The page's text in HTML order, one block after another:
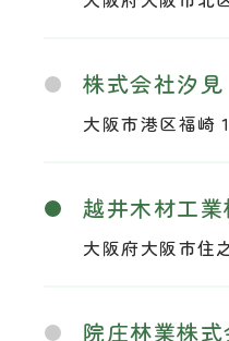
株式会社汐見
大阪市港区福崎
越井木材工
大阪府大阪市住
院庄林業株式